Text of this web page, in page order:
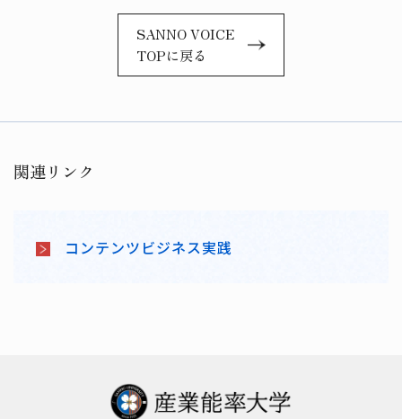
SANNO VOICE
TOPに戻る
関連リンク
コンテンツビジネス実践